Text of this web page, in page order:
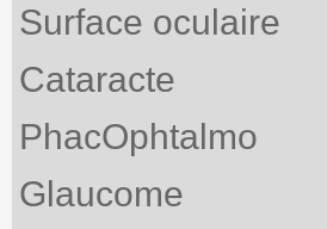
Surface oculaire
Cataracte
PhacOphtalmo
Glaucome